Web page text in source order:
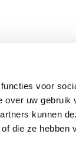
voor
over uw gebruik
kunnen
die ze hebben